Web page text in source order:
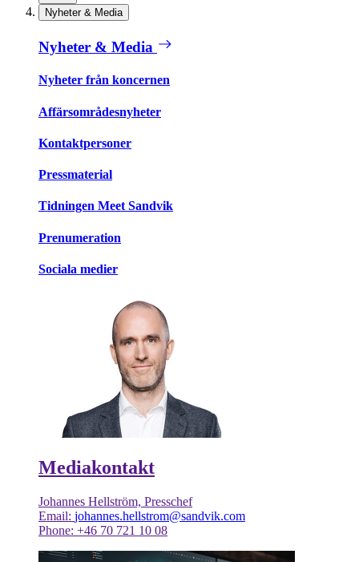
Nyheter & Media
Nyheter & Media
Nyheter från koncernen
Affärsområdesnyheter
Kontaktpersoner
Pressmaterial
Tidningen Meet Sandvik
Prenumeration
Sociala medier
Mediakontakt
Johannes Hellström, Presschef
Email: johannes.hellstrom@sandvik.com
Phone: +46 70 721 10 08